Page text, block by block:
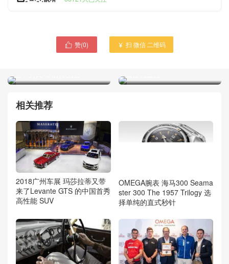
 赞(0)  扫 微信 二维码
华东交大 靖安校区投资数亿
相关推荐
2018广州车展 玛莎拉蒂又带
来了Levante GTS 的中国首秀
高性能 SUV
OMEGA腕表 海马300 Seama
ster 300 The 1957 Trilogy 选
择单纯的直式秒针